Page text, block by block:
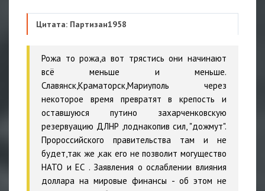
Цитата: Партизан1958
Рожа то рожа,а вот трястись они начинают
всё меньше и меньше.
Славянск,Краматорск,Мариуполь через
некоторое время превратят в крепость и
оставшуюся путино захарченковскую
резервуацию ДЛНР ,поднакопив сил, "дожмут".
Пророссийского правительства там и не
будет,так же ,как его не позволит могущество
НАТО и ЕС . Заявления о ослаблении влияния
доллара на мировые финансы - об этом не